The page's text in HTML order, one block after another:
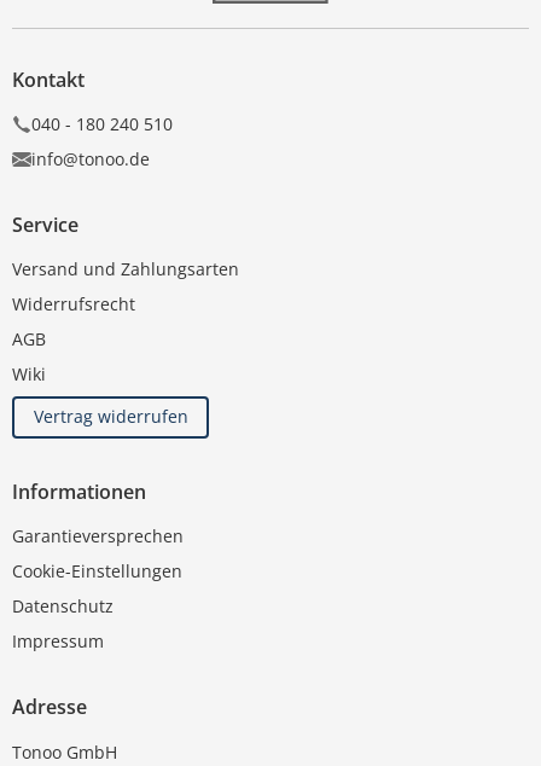
Kontakt
040 - 180 240 510
info@tonoo.de
Service
Versand und Zahlungsarten
Widerrufsrecht
AGB
Wiki
Vertrag widerrufen
Informationen
Garantieversprechen
Cookie-Einstellungen
Datenschutz
Impressum
Adresse
Tonoo GmbH